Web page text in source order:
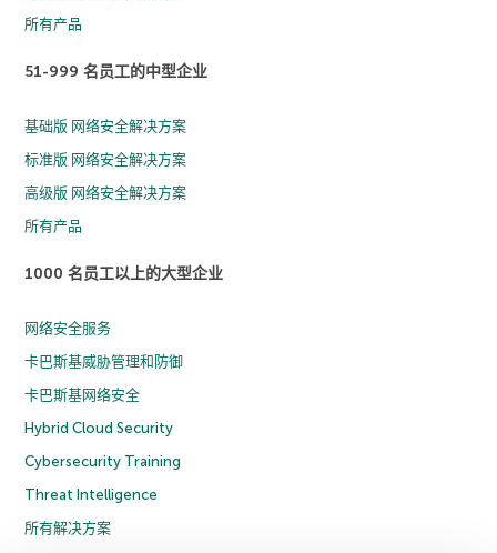
所有产品
51-999 名员工的中型企业
基础版 网络安全解决方案
标准版 网络安全解决方案
高级版 网络安全解决方案
所有产品
1000 名员工以上的大型企业
网络安全服务
卡巴斯基威胁管理和防御
卡巴斯基网络安全
Hybrid Cloud Security
Cybersecurity Training
Threat Intelligence
所有解决方案